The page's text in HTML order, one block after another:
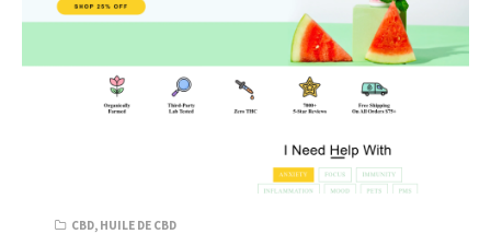
CBD, HUILE DE CBD